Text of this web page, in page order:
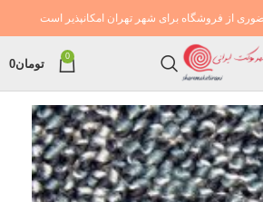
از فروشگاه برای شهر تهران امکانپذیر است
0
تومان0